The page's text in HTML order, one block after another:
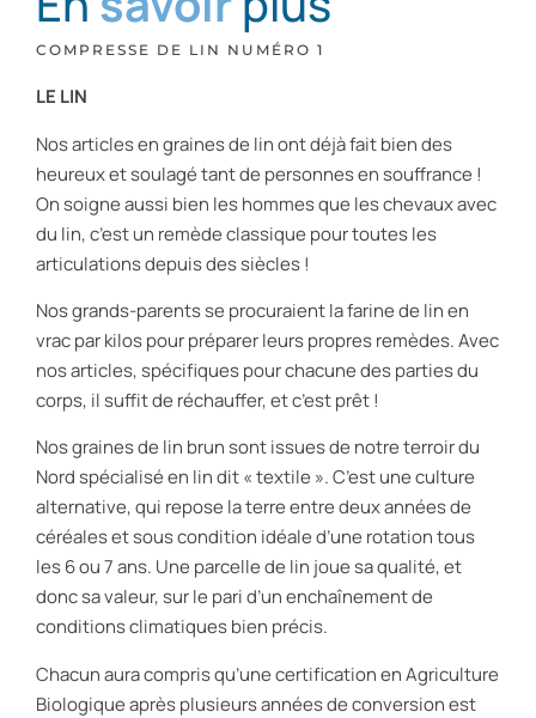
COMPRESSE DE LIN NUMÉRO 1
LE LIN
Nos articles en graines de lin ont déjà fait bien des
heureux et soulagé tant de personnes en souffrance !
On soigne aussi bien les hommes que les chevaux avec
du lin, c’est un remède classique pour toutes les
articulations depuis des siècles !
Nos grands-parents se procuraient la farine de lin en
vrac par kilos pour préparer leurs propres remèdes. Avec
nos articles, spécifiques pour chacune des parties du
corps, il suffit de réchauffer, et c’est prêt !
Nos graines de lin brun sont issues de notre terroir du
Nord spécialisé en lin dit « textile ». C’est une culture
alternative, qui repose la terre entre deux années de
céréales et sous condition idéale d’une rotation tous
les 6 ou 7 ans. Une parcelle de lin joue sa qualité, et
donc sa valeur, sur le pari d’un enchaînement de
conditions climatiques bien précis.
Chacun aura compris qu’une certification en Agriculture
Biologique après plusieurs années de conversion est